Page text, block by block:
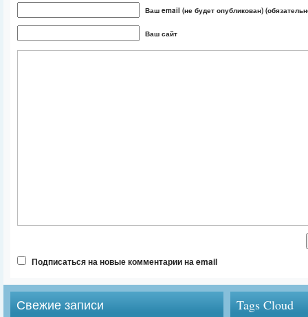
Ваш email (не будет опубликован)
Ваш сайт
Подписаться на новые комментарии на email
Свежие записи Tags Cloud